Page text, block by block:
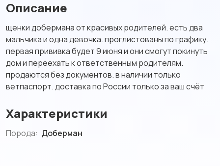
Описание
щенки добермана от красивых родителей. есть два
мальчика и одна девочка. проглистованы по графику.
первая прививка будет 9 июня и они смогут покинуть
дом и переехать к ответственным родителям.
продаются без документов. в наличии только
ветпаспорт. доставка по России только за ваш счёт
Характеристики
Порода: Доберман